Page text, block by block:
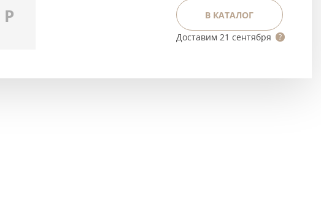
Р
В КАТАЛОГ
Доставим 21 сентября